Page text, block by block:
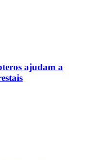
ajudam a